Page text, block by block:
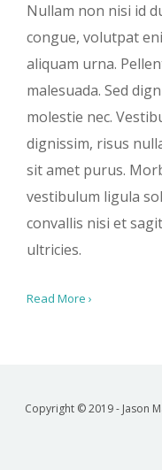
Nullam non nisi id
congue, volutpat
aliquam urna.
malesuada. Sed
molestie nec.
dignissim, risus
sit amet purus.
vestibulum ligula
convallis nisi et
ultricies.
Read More ›
Copyright © 2019 - Jason